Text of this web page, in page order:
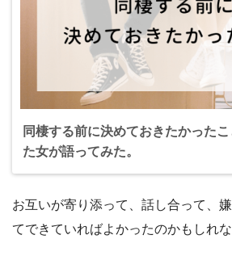
同棲する前に決めておきたかった
た女が語ってみた。
お互いが寄り添って、話し合って、
てできていればよかったのかもしれな